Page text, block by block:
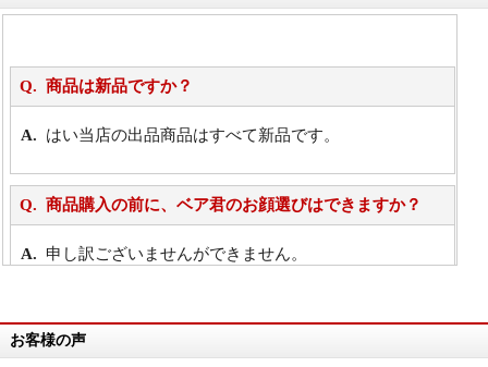
商品は新品ですか？
はい当店の出品商品はすべて新品です。
商品購入の前に、ベア君のお顔選びはできますか？
申し訳ございませんができません。
万が一欲しい商品が見つからない場合は、探して取り
お客様の声